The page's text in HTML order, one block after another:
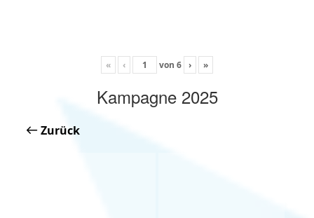
« ‹ von 6 › »
Kampagne 2025
Zurück